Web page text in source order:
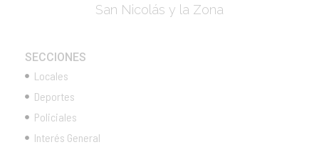
San Nicolás y la Zona
SECCIONES
Locales
Deportes
Policiales
Interés General